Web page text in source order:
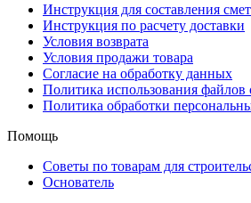
Инструкция для составления
Инструкция по расчету доставки
Условия возврата
Условия продажи товара
Согласие на обработку данных
Политика использования файлов
Политика обработки
Помощь
Советы по товарам для
Основатель